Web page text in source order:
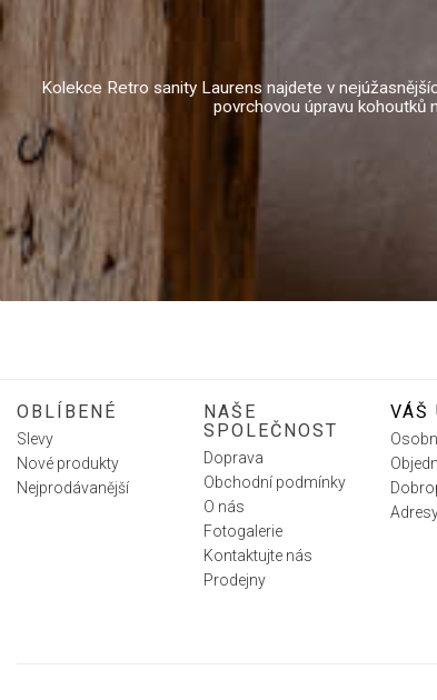
Kolekce Retro sanity Laurens najdete v
povrchovou úpravu kohoutků
OBLÍBENÉ
Slevy
Nové produkty
Nejprodávanější
NAŠE
SPOLEČNOST
Doprava
Obchodní podmínky
O nás
Fotogalerie
Kontaktujte nás
Prodejny
VÁŠ